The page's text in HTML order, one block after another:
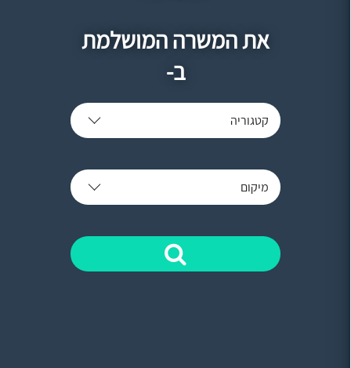
את המשרה המושלמת
ב-
קטגוריה
מיקום